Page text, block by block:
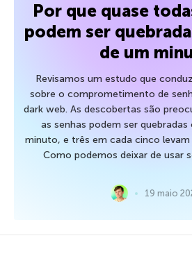
Por que quase
podem ser
de um
Revisamos um estudo que
sobre o comprometimento de
dark web. As descobertas são
as senhas podem ser
minuto, e três em cada cinco
Como podemos deixar de usar
19 maio